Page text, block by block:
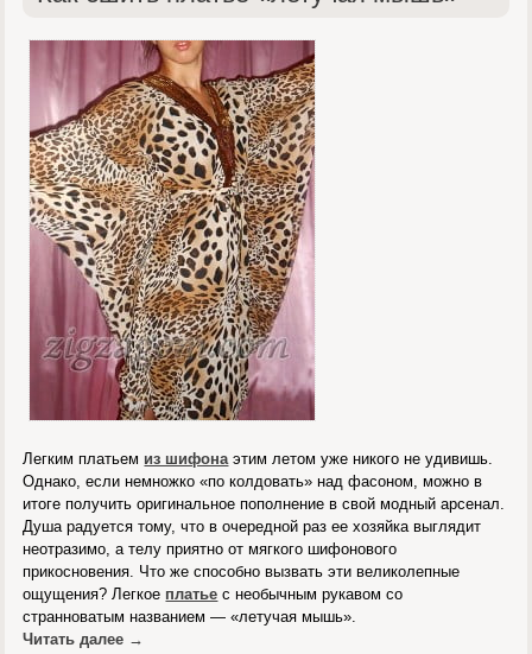
Легким платьем из шифона этим летом уже никого не удивишь.
Однако, если немножко «по колдовать» над фасоном, можно в
итоге получить оригинальное пополнение в свой модный арсенал.
Душа радуется тому, что в очередной раз ее хозяйка выглядит
неотразимо, а телу приятно от мягкого шифонового
прикосновения. Что же способно вызвать эти великолепные
ощущения? Легкое платье с необычным рукавом со
странноватым названием — «летучая мышь».
Читать далее →